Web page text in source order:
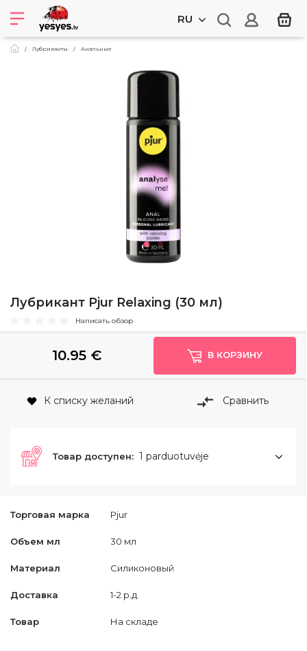
RU
Лубриканты Анальные
Лубрикант Pjur Relaxing (30 мл)
Написать обзор
Торговая марка Pjur
Объем мл 30 мл
Материал Силиконовый
Доставка 1-2 р.д.
Товар На складе
10.95€ В КОРЗИНУ
К списку желаний Сравнить
Товар доступен: 1 parduotuvėje